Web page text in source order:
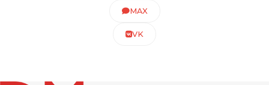
MAX
VK